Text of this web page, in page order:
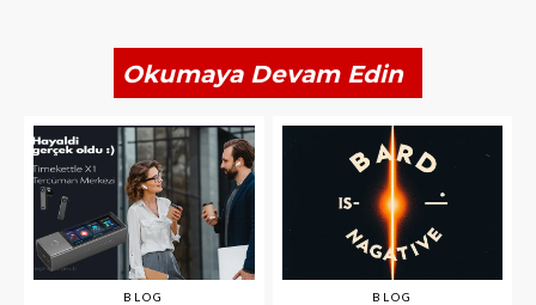
Okumaya Devam Edin
BLOG BLOG